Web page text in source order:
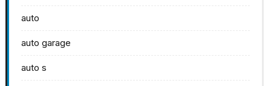
auto
auto garage
auto s